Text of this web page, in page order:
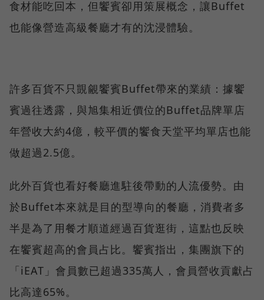
食材能吃回本，但饗賓卻用策展概念，讓Buffet
也能像營造高級餐廳才有的沈浸體驗。
許多百貨不只覬覦饗賓Buffet帶來的業績：據饗
賓過往透露，與旭集相近價位的Buffet品牌單店
年營收大約4億，較平價的饗食天堂平均單店也能
做超過2.5億。
此外百貨也看好餐廳進駐後帶動的人流優勢。由
於Buffet本來就是目的型導向的餐廳，消費者多
半是為了用餐才順道經過百貨逛街，這點也反映
在饗賓超高的會員占比。饗賓指出，集團旗下的
「iEAT」會員數已超過335萬人，會員營收貢獻占
比高達65%。